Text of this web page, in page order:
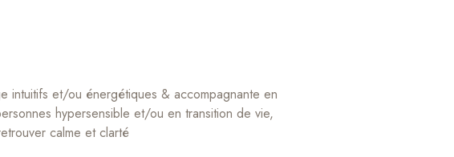
intuitifs et/ou énergétiques & accompagnante en
hypersensible et/ou en transition de vie,
calme et clarté